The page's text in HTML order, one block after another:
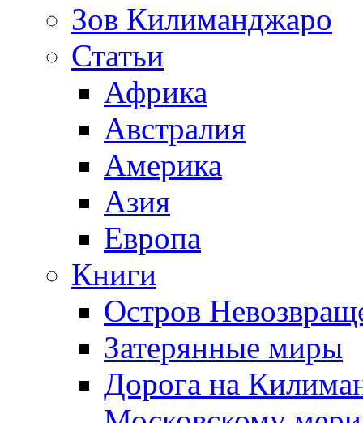
Зов Килиманджаро
Статьи
Африка
Австралия
Америка
Азия
Европа
Книги
Остров
Затерянные миры
Дорога на